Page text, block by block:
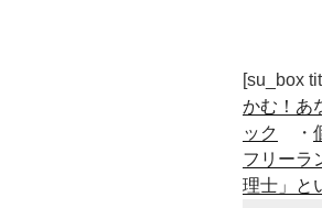
[su_box
かむ！あ
ック
・
フリーラ
理士」と